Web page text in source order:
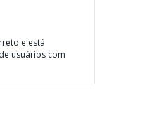
e está
usuários com